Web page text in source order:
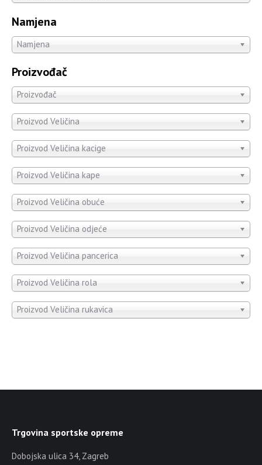
Namjena
Namjena
Proizvođač
Proizvođač
Proizvod Veličina
Proizvod Veličina kacige
Proizvod Veličina kape
Proizvod Veličina obuće
Proizvod Veličina odjeće
Proizvod Veličina pancerica
Proizvod Veličina rola
Proizvod Veličina rukavica
Trgovina sportske opreme
Dobojska ulica 34, Zagreb